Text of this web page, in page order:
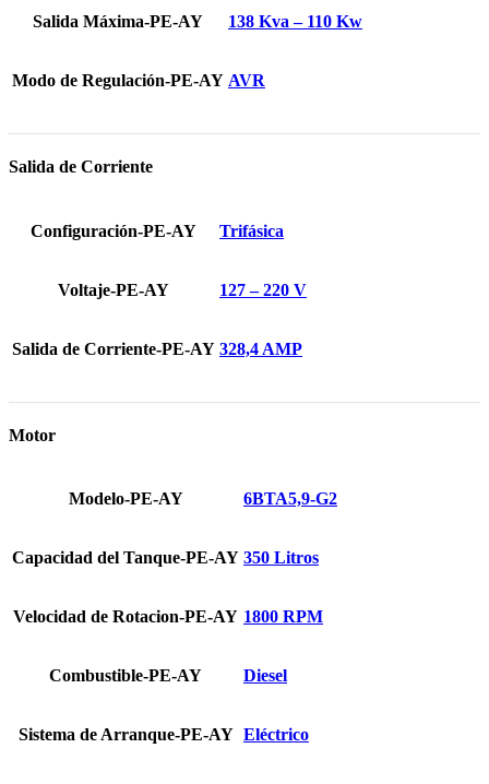
Salida Máxima-PE-AY 138 Kva – 110 Kw
Modo de Regulación-PE-AY AVR
Salida de Corriente
Configuración-PE-AY Trifásica
Voltaje-PE-AY 127 – 220 V
Salida de Corriente-PE-AY 328,4 AMP
Motor
Modelo-PE-AY 6BTA5,9-G2
Capacidad del Tanque-PE-AY 350 Litros
Velocidad de Rotacion-PE-AY 1800 RPM
Combustible-PE-AY Diesel
Sistema de Arranque-PE-AY Eléctrico